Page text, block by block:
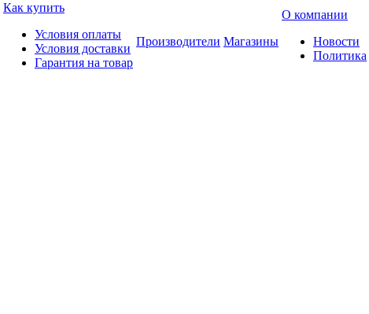
Как купить
Условия оплаты
Условия доставки
Гарантия на товар
Производители Магазины
О компании
Новости
Политика